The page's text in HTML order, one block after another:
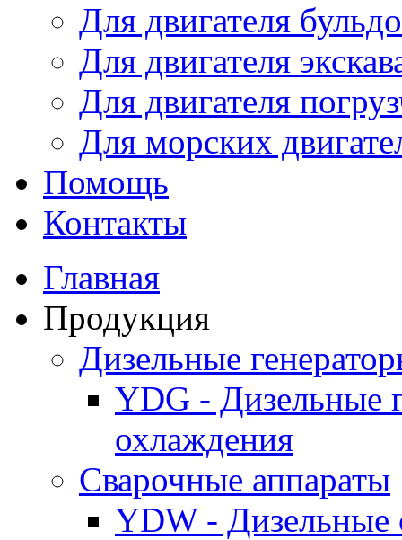
Для двигателя
Для двигателя
Для двигателя
Для морских
Помощь
Контакты
Главная
Продукция
Дизельные
YDG - Дизельные
охлаждения
Cварочные аппараты
YDW - Дизельные